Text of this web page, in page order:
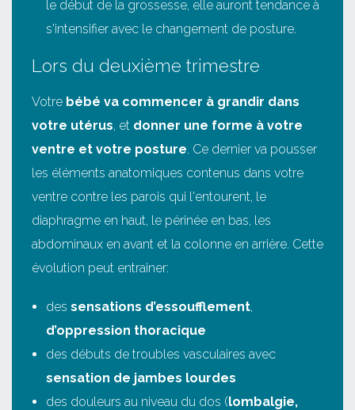
le début de la grossesse, elle auront tendance à
s'intensifier avec le changement de posture.
Lors du deuxième trimestre
Votre bébé va commencer à grandir dans
votre utérus, et donner une forme à votre
ventre et votre posture. Ce dernier va pousser
les éléments anatomiques contenus dans votre
ventre contre les parois qui l'entourent, le
diaphragme en haut, le périnée en bas, les
abdominaux en avant et la colonne en arrière. Cette
évolution peut entrainer:
dessensations d’essoufflement,
d’oppression thoracique
des débuts de troubles vasculaires avec
sensation de jambes lourdes
des douleurs au niveau du dos (lombalgie,